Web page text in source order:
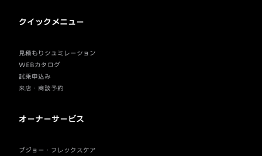
クイックメニュー
見積もりシュミレーション
WEBカタログ
試乗申込み
来店・商談予約
オーナーサービス
プジョー・フレックスケア